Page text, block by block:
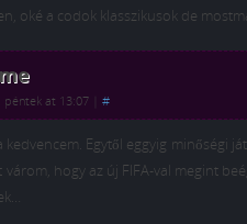
oké a codok klasszikusok de
péntek at 13:07 #
kedvencem. Egytől eggyig minőségi
várom, hogy az új FIFA-val megint